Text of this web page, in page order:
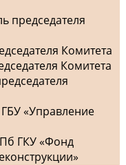
председателя
Комитета
Комитета
«Управление
ГКУ «Фонд